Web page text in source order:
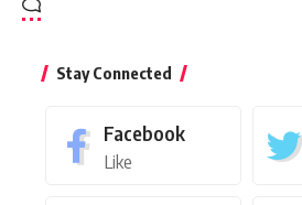
Stay Connected
Facebook
Like